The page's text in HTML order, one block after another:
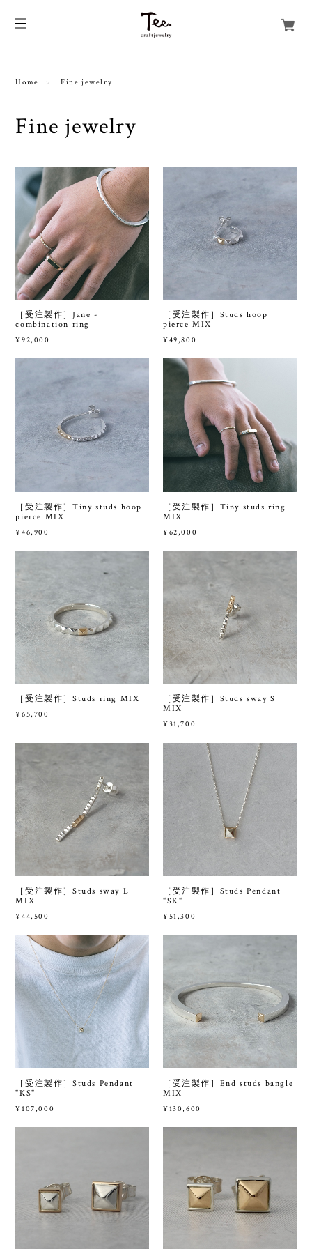
Home Fine jewelry
Fine jewelry
［受注製作］Jane -
combination ring
¥92,000
［受注製作］Studs hoop
pierce MIX
¥49,800
［受注製作］Tiny studs hoop
pierce MIX
¥46,900
［受注製作］Tiny studs ring
MIX
¥62,000
［受注製作］Studs ring MIX
¥65,700
［受注製作］Studs sway S
MIX
¥31,700
［受注製作］Studs sway L
MIX
¥44,500
［受注製作］Studs Pendant
"SK"
¥51,300
［受注製作］Studs Pendant
"KS"
¥107,000
［受注製作］End studs bangle
MIX
¥130,600